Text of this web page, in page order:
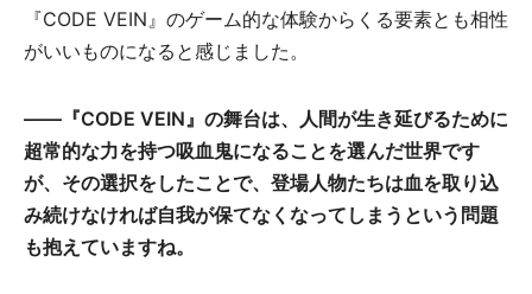
『CODE VEIN』のゲーム的な体験からくる要素とも相性
がいいものになると感じました。
――『CODE VEIN』の舞台は、人間が生き延びるために
超常的な力を持つ吸血鬼になることを選んだ世界です
が、その選択をしたことで、登場人物たちは血を取り込
み続けなければ自我が保てなくなってしまうという問題
も抱えていますね。